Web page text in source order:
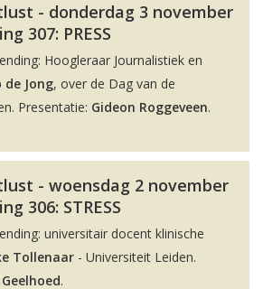
- donderdag 3 november
307: PRESS
Hoogleraar Journalistiek en
de Jong, over de Dag van de
Presentatie: Gideon Roggeveen.
- woensdag 2 november
306: STRESS
universitair docent klinische
Tollenaar - Universiteit Leiden.
.